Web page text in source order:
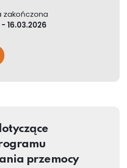
zakończona
16.03.2026
przemocy